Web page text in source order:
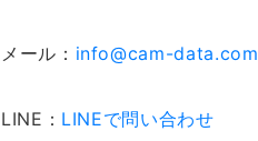
メール： info@cam-data.com
LINE： LINEで問い合わせ